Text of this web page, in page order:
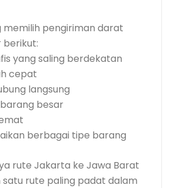
memilih pengiriman darat
yang saling berdekatan
cepat
langsung
besar
berbagai tipe barang
rute Jakarta ke Jawa Barat
satu rute paling padat dalam